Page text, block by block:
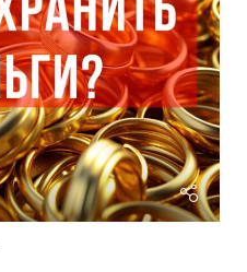
ПИТАНИЕ Аккумуляторный
СОСТОЯНИЕ Б/У